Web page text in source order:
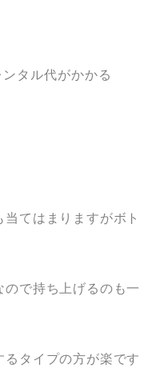
タル代がかかる
てはまりますがボト
で持ち上げるのも一
タイプの方が楽です